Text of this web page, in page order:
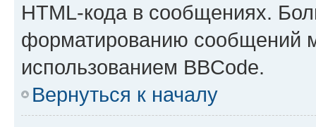
HTML-кода в сообщениях.
форматированию сообщений
использованием BBCode.
Вернуться к началу